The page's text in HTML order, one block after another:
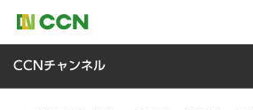
CCNチャンネル